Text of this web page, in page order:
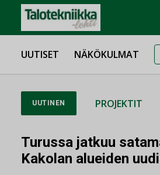
UUTISET NÄKÖKULMAT
UUTINEN PROJEKTIT
Turussa jatkuu
Kakolan alueiden